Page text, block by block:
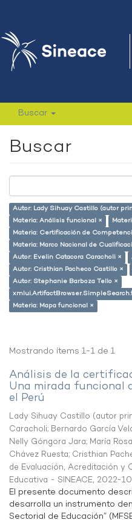
Buscar
Buscar
Autor: Lady Sihuay Castillo (autor
Materia: Análisis funcional ×
Materia: Certificación de
Materia: Marco Nacional de
Autor: Evelin Catacora Caracholi ×
Autor: Cristhian Pacheco Castillo ×
Autor: Stephanie Barboza Tello ×
Materia: Mapa funcional ×
Mostrando ítems 1-1 de 1
Análisis de la
Una mirada funcional
el Perú
Lady Sihuay Castillo (autor
Caracholi; Bernardo García
Nelly Góngora Jara; María
Chávez Ruesta; Cristhian
de Evaluación, Acreditación y
Educativa - SINEACE, 2022-
El presente documento
desarrolla un instrumento
Sectorial de Educación”